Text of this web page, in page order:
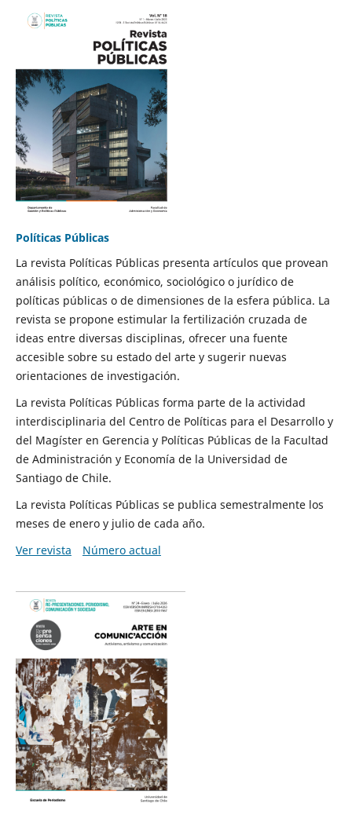
Políticas Públicas
La revista Políticas Públicas presenta artículos que provean
análisis político, económico, sociológico o jurídico de
políticas públicas o de dimensiones de la esfera pública. La
revista se propone estimular la fertilización cruzada de
ideas entre diversas disciplinas, ofrecer una fuente
accesible sobre su estado del arte y sugerir nuevas
orientaciones de investigación.
La revista Políticas Públicas forma parte de la actividad
interdisciplinaria del Centro de Políticas para el Desarrollo y
del Magíster en Gerencia y Políticas Públicas de la Facultad
de Administración y Economía de la Universidad de
Santiago de Chile.
La revista Políticas Públicas se publica semestralmente los
meses de enero y julio de cada año.
Ver revista
Número actual